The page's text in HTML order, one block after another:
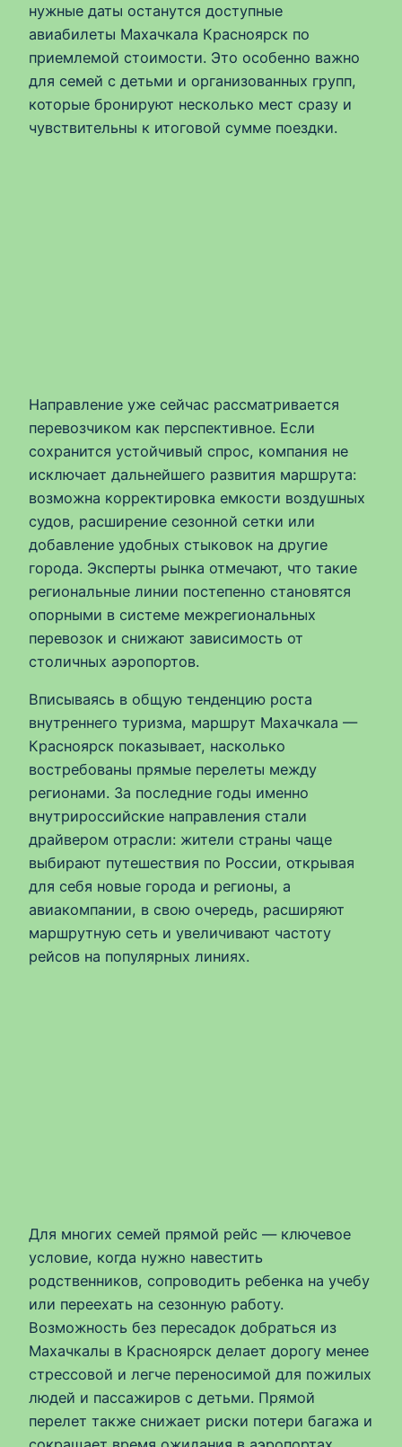
нужные даты останутся доступные
авиабилеты Махачкала Красноярск по
приемлемой стоимости. Это особенно важно
для семей с детьми и организованных групп,
которые бронируют несколько мест сразу и
чувствительны к итоговой сумме поездки.
Направление уже сейчас рассматривается
перевозчиком как перспективное. Если
сохранится устойчивый спрос, компания не
исключает дальнейшего развития маршрута:
возможна корректировка емкости воздушных
судов, расширение сезонной сетки или
добавление удобных стыковок на другие
города. Эксперты рынка отмечают, что такие
региональные линии постепенно становятся
опорными в системе межрегиональных
перевозок и снижают зависимость от
столичных аэропортов.
Вписываясь в общую тенденцию роста
внутреннего туризма, маршрут Махачкала —
Красноярск показывает, насколько
востребованы прямые перелеты между
регионами. За последние годы именно
внутрироссийские направления стали
драйвером отрасли: жители страны чаще
выбирают путешествия по России, открывая
для себя новые города и регионы, а
авиакомпании, в свою очередь, расширяют
маршрутную сеть и увеличивают частоту
рейсов на популярных линиях.
Для многих семей прямой рейс — ключевое
условие, когда нужно навестить
родственников, сопроводить ребенка на учебу
или переехать на сезонную работу.
Возможность без пересадок добраться из
Махачкалы в Красноярск делает дорогу менее
стрессовой и легче переносимой для пожилых
людей и пассажиров с детьми. Прямой
перелет также снижает риски потери багажа и